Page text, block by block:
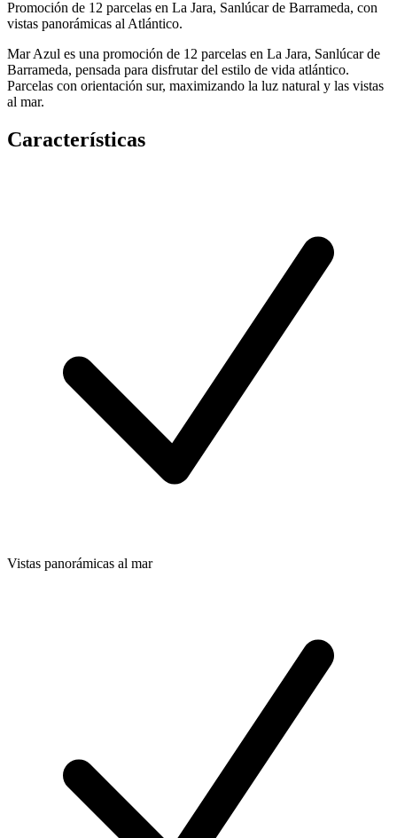
Promoción de 12 parcelas en La Jara, Sanlúcar de Barrameda, con
vistas panorámicas al Atlántico.
Mar Azul es una promoción de 12 parcelas en La Jara, Sanlúcar de
Barrameda, pensada para disfrutar del estilo de vida atlántico.
Parcelas con orientación sur, maximizando la luz natural y las vistas
al mar.
Características
Vistas panorámicas al mar